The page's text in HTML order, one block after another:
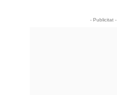
- Publicitat -